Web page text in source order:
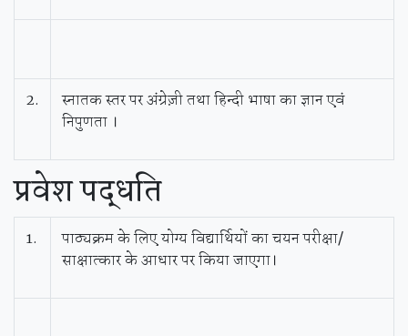
2.
स्नातक स्तर पर अंग्रेज़ी तथा हिन्‍दी भाषा का ज्ञान एवं
निपुणता ।
प्रवेशपद्धति
1.
पाठ्यक्रम के लिए योग्य विद्यार्थियों का चयन परीक्षा/
साक्षात्‍कार के आधार पर किया जाएगा।